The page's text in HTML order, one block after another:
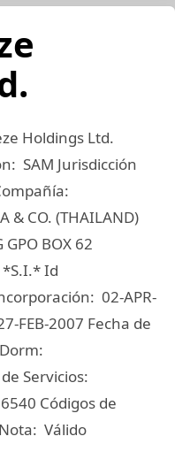
Holdings Ltd.
SAM Jurisdicción
& CO. (THAILAND)
BOX 62
*S.I.* Id
02-APR-
FEB-2007 Fecha de
Servicios:
Códigos de
Válido